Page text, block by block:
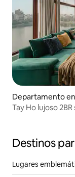
Departamento
Tay Ho lujoso
Destinos
Lugares